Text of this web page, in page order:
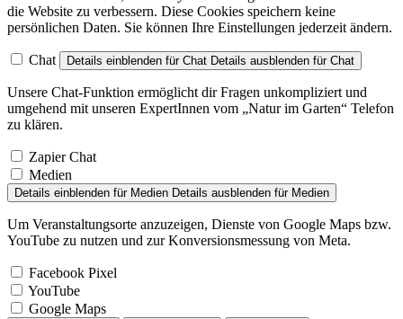
die Website zu verbessern. Diese Cookies speichern keine
persönlichen Daten. Sie können Ihre Einstellungen jederzeit ändern.
Chat Details einblenden für Chat Details ausblenden für Chat
Unsere Chat-Funktion ermöglicht dir Fragen unkompliziert und
umgehend mit unseren ExpertInnen vom „Natur im Garten“ Telefon
zu klären.
Zapier Chat
Medien
Details einblenden für Medien Details ausblenden für Medien
Um Veranstaltungsorte anzuzeigen, Dienste von Google Maps bzw.
YouTube zu nutzen und zur Konversionsmessung von Meta.
Facebook Pixel
YouTube
Google Maps